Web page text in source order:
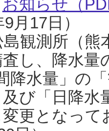
お知らせ（
月17日）
観測所（熊
し、降水
降水量」の
び「日降
更となっ